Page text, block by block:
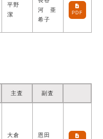
平野
潔
河 亜
希子
PDF
主査 副査
大倉
恩田